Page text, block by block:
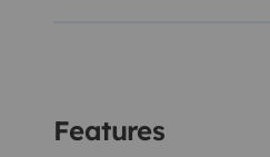
einem Zweierverteiler
Features